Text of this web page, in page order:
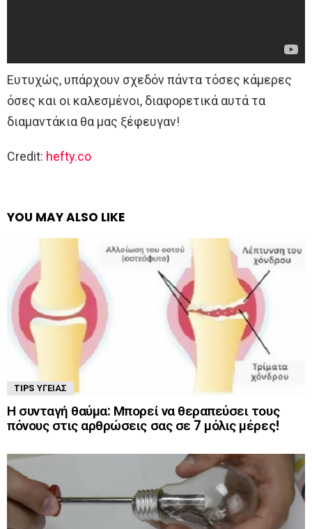
Ευτυχώς, υπάρχουν σχεδόν πάντα τόσες κάμερες
όσες και οι καλεσμένοι, διαφορετικά αυτά τα
διαμαντάκια θα μας ξέφευγαν!
Credit: hefty.co
YOU MAY ALSO LIKE
TIPS ΥΓΕΊΑΣ
Η συνταγή θαύμα: Μπορεί να θεραπεύσει τους
πόνους στις αρθρώσεις σας σε 7 μόλις μέρες!